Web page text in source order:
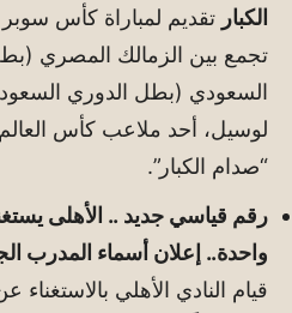
الكبار تقديم لمباراة كأس
تجمع بين الزمالك المصري
السعودي (بطل الدوري
“صدام الكبار”.
واحدة.. إعلان أسماء المدرب
قيام النادي الأهلي